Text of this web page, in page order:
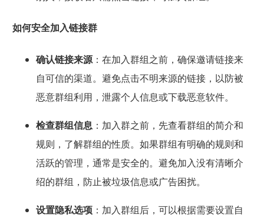
如何安全加入链接群
确认链接来源：在加入群组之前，确保邀请链接来
自可信的渠道。避免点击不明来源的链接，以防被
恶意群组利用，泄露个人信息或下载恶意软件。
检查群组信息：加入群之前，先查看群组的简介和
规则，了解群组的性质。如果群组有明确的规则和
活跃的管理，通常是安全的。避免加入没有清晰介
绍的群组，防止被垃圾信息或广告困扰。
设置隐私选项：加入群组后，可以根据需要设置自